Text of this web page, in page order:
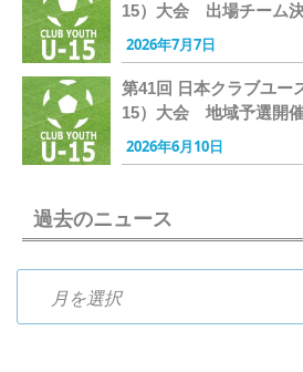
15）大会 出場チーム
2026年7月7日
第41回 日本クラブユー
15）大会 地域予選開
2026年6月10日
過去のニュース